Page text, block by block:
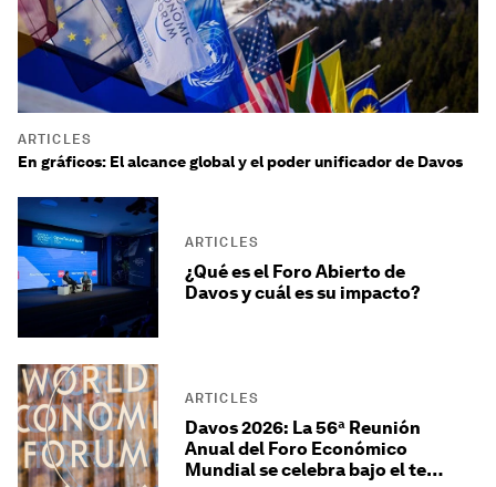
ARTICLES
En gráficos: El alcance global y el poder unificador de Davos
ARTICLES
¿Qué es el Foro Abierto de
Davos y cuál es su impacto?
ARTICLES
Davos 2026: La 56ª Reunión
Anual del Foro Económico
Mundial se celebra bajo el tema